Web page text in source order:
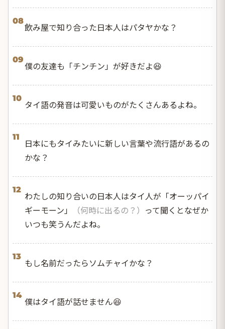
08
飲み屋で知り合った日本人はパタヤかな？
09
僕の友達も「チンチン」が好きだよ😆
10
タイ語の発音は可愛いものがたくさんあるよね。
11
日本にもタイみたいに新しい言葉や流行語があるの
かな？
12
わたしの知り合いの日本人はタイ人が「オーッパイ
ギーモーン」
（何時に出るの？） って聞くとなぜか
いつも笑うんだよね。
13
もし名前だったらソムチャイかな？
14
僕はタイ語が話せません😆